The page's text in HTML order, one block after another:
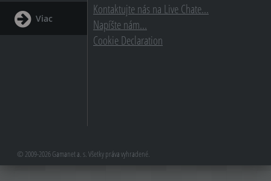
Viac
Kontaktujte nás na Live Chate...
Napíšte nám...
Cookie Declaration
© 2009-2026 Gamanet a. s. Všetky práva vyhradené.